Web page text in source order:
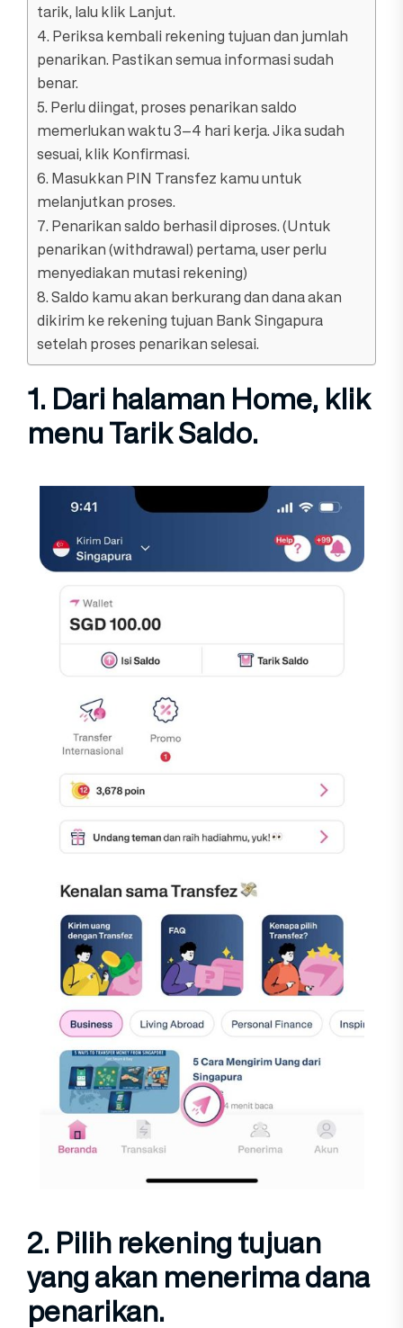
tarik, lalu klik Lanjut.
4. Periksa kembali rekening tujuan dan jumlah
penarikan. Pastikan semua informasi sudah
benar.
5. Perlu diingat, proses penarikan saldo
memerlukan waktu 3–4 hari kerja. Jika sudah
sesuai, klik Konfirmasi.
6. Masukkan PIN Transfez kamu untuk
melanjutkan proses.
7. Penarikan saldo berhasil diproses. (Untuk
penarikan (withdrawal) pertama, user perlu
menyediakan mutasi rekening)
8. Saldo kamu akan berkurang dan dana akan
dikirim ke rekening tujuan Bank Singapura
setelah proses penarikan selesai.
1. Dari halamanHome, klik
menuTarik Saldo.
2. Pilihrekening tujuan
yang akan menerima dana
penarikan.